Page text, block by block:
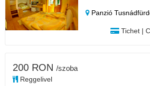
Panzió
Tichet |
200 RON /szoba
Reggelivel